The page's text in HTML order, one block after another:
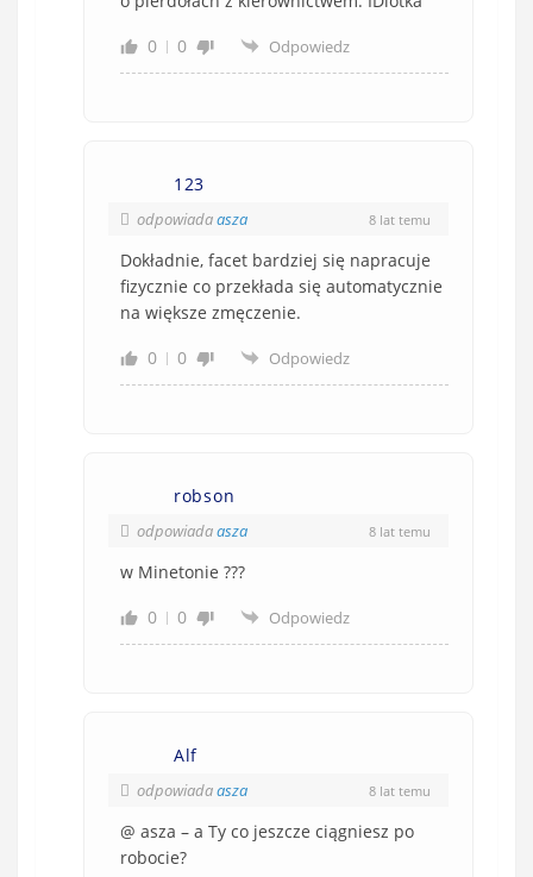
0
0 Odpowiedz
123
odpowiadaasza 8 lat temu
Dokładnie, facet bardziej się napracuje
fizycznie co przekłada się automatycznie
na większe zmęczenie.
0
0 Odpowiedz
robson
odpowiadaasza 8 lat temu
w Minetonie ???
0
0 Odpowiedz
Alf
odpowiadaasza 8 lat temu
@ asza – a Ty co jeszcze ciągniesz po
robocie?